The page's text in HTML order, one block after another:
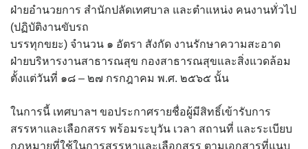
การเปิดเผยข้อมูลข่าวสารปี 2566 integrity transparency
assessment ITA2023
ข้อกำหนดการใช้งาน
ข้อมูลพื้นฐานของศูนย์บริการนักท่องเที่ยว เทศบาลตำบลปัว
ฝ่ายอำนวยการ สำนักปลัดเทศบาล และตำแหน่ง คนงานทั่วไป
(ปฏิบัติงานขับรถ
บรรทุกขยะ) จำนวน ๑ อัตรา สังกัด งานรักษาความสะอาด
ฝ่ายบริหารงานสาธารณสุข กองสาธารณสุขและสิ่งแวดล้อม
ตั้งแต่วันที่ ๑๘ – ๒๗ กรกฎาคม พ.ศ. ๒๕๖๕ นั้น
ในการนี้ เทศบาลฯ ขอประกาศรายชื่อผู้มีสิทธิ์เข้ารับการ
สรรหาและเลือกสรร พร้อมระบุวัน เวลา สถานที่ และระเบียบ
กฎหมายที่ใช้ในการสรรหาและเลือกสรร ตามเอกสารที่แนบ